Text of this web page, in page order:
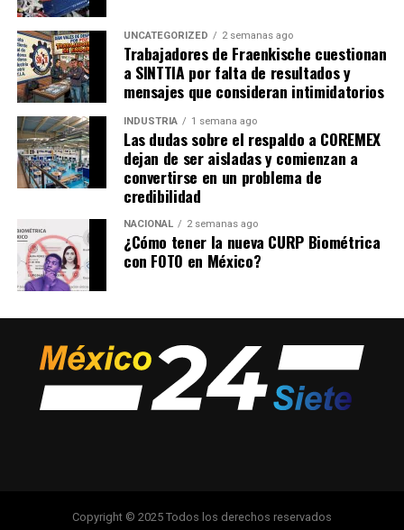
UNCATEGORIZED 2 semanas ago
Trabajadores de Fraenkische cuestionan
a SINTTIA por falta de resultados y
mensajes que consideran intimidatorios
INDUSTRIA 1 semana ago
Las dudas sobre el respaldo a COREMEX
dejan de ser aisladas y comienzan a
convertirse en un problema de
credibilidad
NACIONAL 2 semanas ago
¿Cómo tener la nueva CURP Biométrica
con FOTO en México?
Copyright © 2025 Todos los derechos reservados